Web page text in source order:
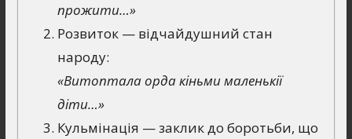
прожити…»
Розвиток — відчайдушний стан
народу:
«Витоптала орда кіньми маленькії
діти…»
Кульмінація — заклик до боротьби, що